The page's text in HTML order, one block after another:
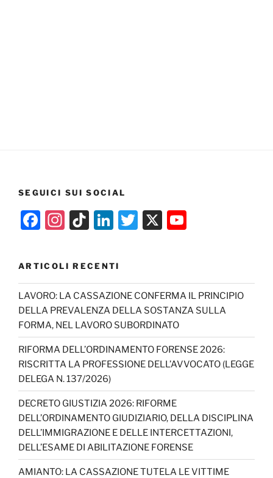
SEGUICI SUI SOCIAL
F
c
e
b
o
o
k
In
a
gr
a
m
Ti
T
o
k
Li
k
e
dI
n
T
er
X
T
u
b
e
C
h
a
n
n
el
ARTICOLI RECENTI
LAVORO: LA CASSAZIONE CONFERMA IL PRINCIPIO
DELLA PREVALENZA DELLA SOSTANZA SULLA
FORMA, NEL LAVORO SUBORDINATO
RIFORMA DELL’ORDINAMENTO FORENSE 2026:
RISCRITTA LA PROFESSIONE DELL’AVVOCATO (LEGGE
DELEGA N. 137/2026)
DECRETO GIUSTIZIA 2026: RIFORME
DELL’ORDINAMENTO GIUDIZIARIO, DELLA DISCIPLINA
DELL’IMMIGRAZIONE E DELLE INTERCETTAZIONI,
DELL’ESAME DI ABILITAZIONE FORENSE
AMIANTO: LA CASSAZIONE TUTELA LE VITTIME